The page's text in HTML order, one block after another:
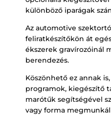
különböző iparágak
Az automotive
feliratkészítőkön át
ékszerek gravírozóinál
berendezés.
Köszönhető ez annak
programok, kiegészítő
marótűk segítségével
vagy forma